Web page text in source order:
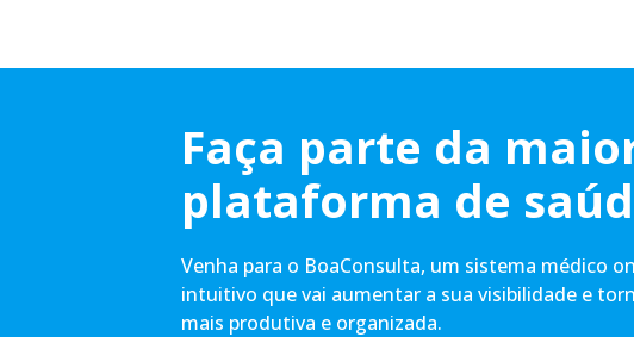
Faça parte da
plataforma de
Venha para o BoaConsulta, um sistema médico
intuitivo que vai aumentar a sua visibilidade e
mais produtiva e organizada.